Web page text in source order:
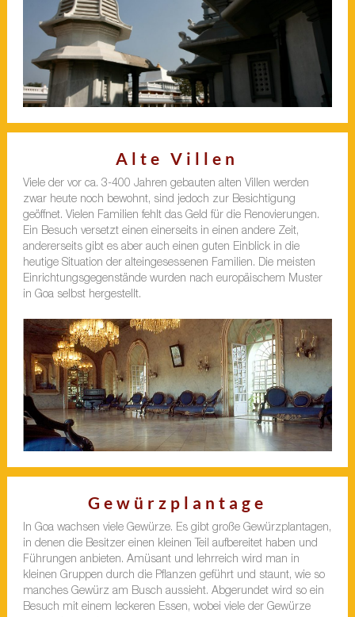
Alte Villen
Viele der vor ca. 3-400 Jahren gebauten alten Villen werden
zwar heute noch bewohnt, sind jedoch zur Besichtigung
geöffnet. Vielen Familien fehlt das Geld für die Renovierungen.
Ein Besuch versetzt einen einerseits in einen andere Zeit,
andererseits gibt es aber auch einen guten Einblick in die
heutige Situation der alteingesessenen Familien. Die meisten
Einrichtungsgegenstände wurden nach europäischem Muster
in Goa selbst hergestellt.
Gewürzplantage
In Goa wachsen viele Gewürze. Es gibt große Gewürzplantagen,
in denen die Besitzer einen kleinen Teil aufbereitet haben und
Führungen anbieten. Amüsant und lehrreich wird man in
kleinen Gruppen durch die Pflanzen geführt und staunt, wie so
manches Gewürz am Busch aussieht. Abgerundet wird so ein
Besuch mit einem leckeren Essen, wobei viele der Gewürze